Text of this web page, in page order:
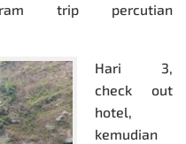
trip percutian
Hari 3,
check out
hotel,
kemudian